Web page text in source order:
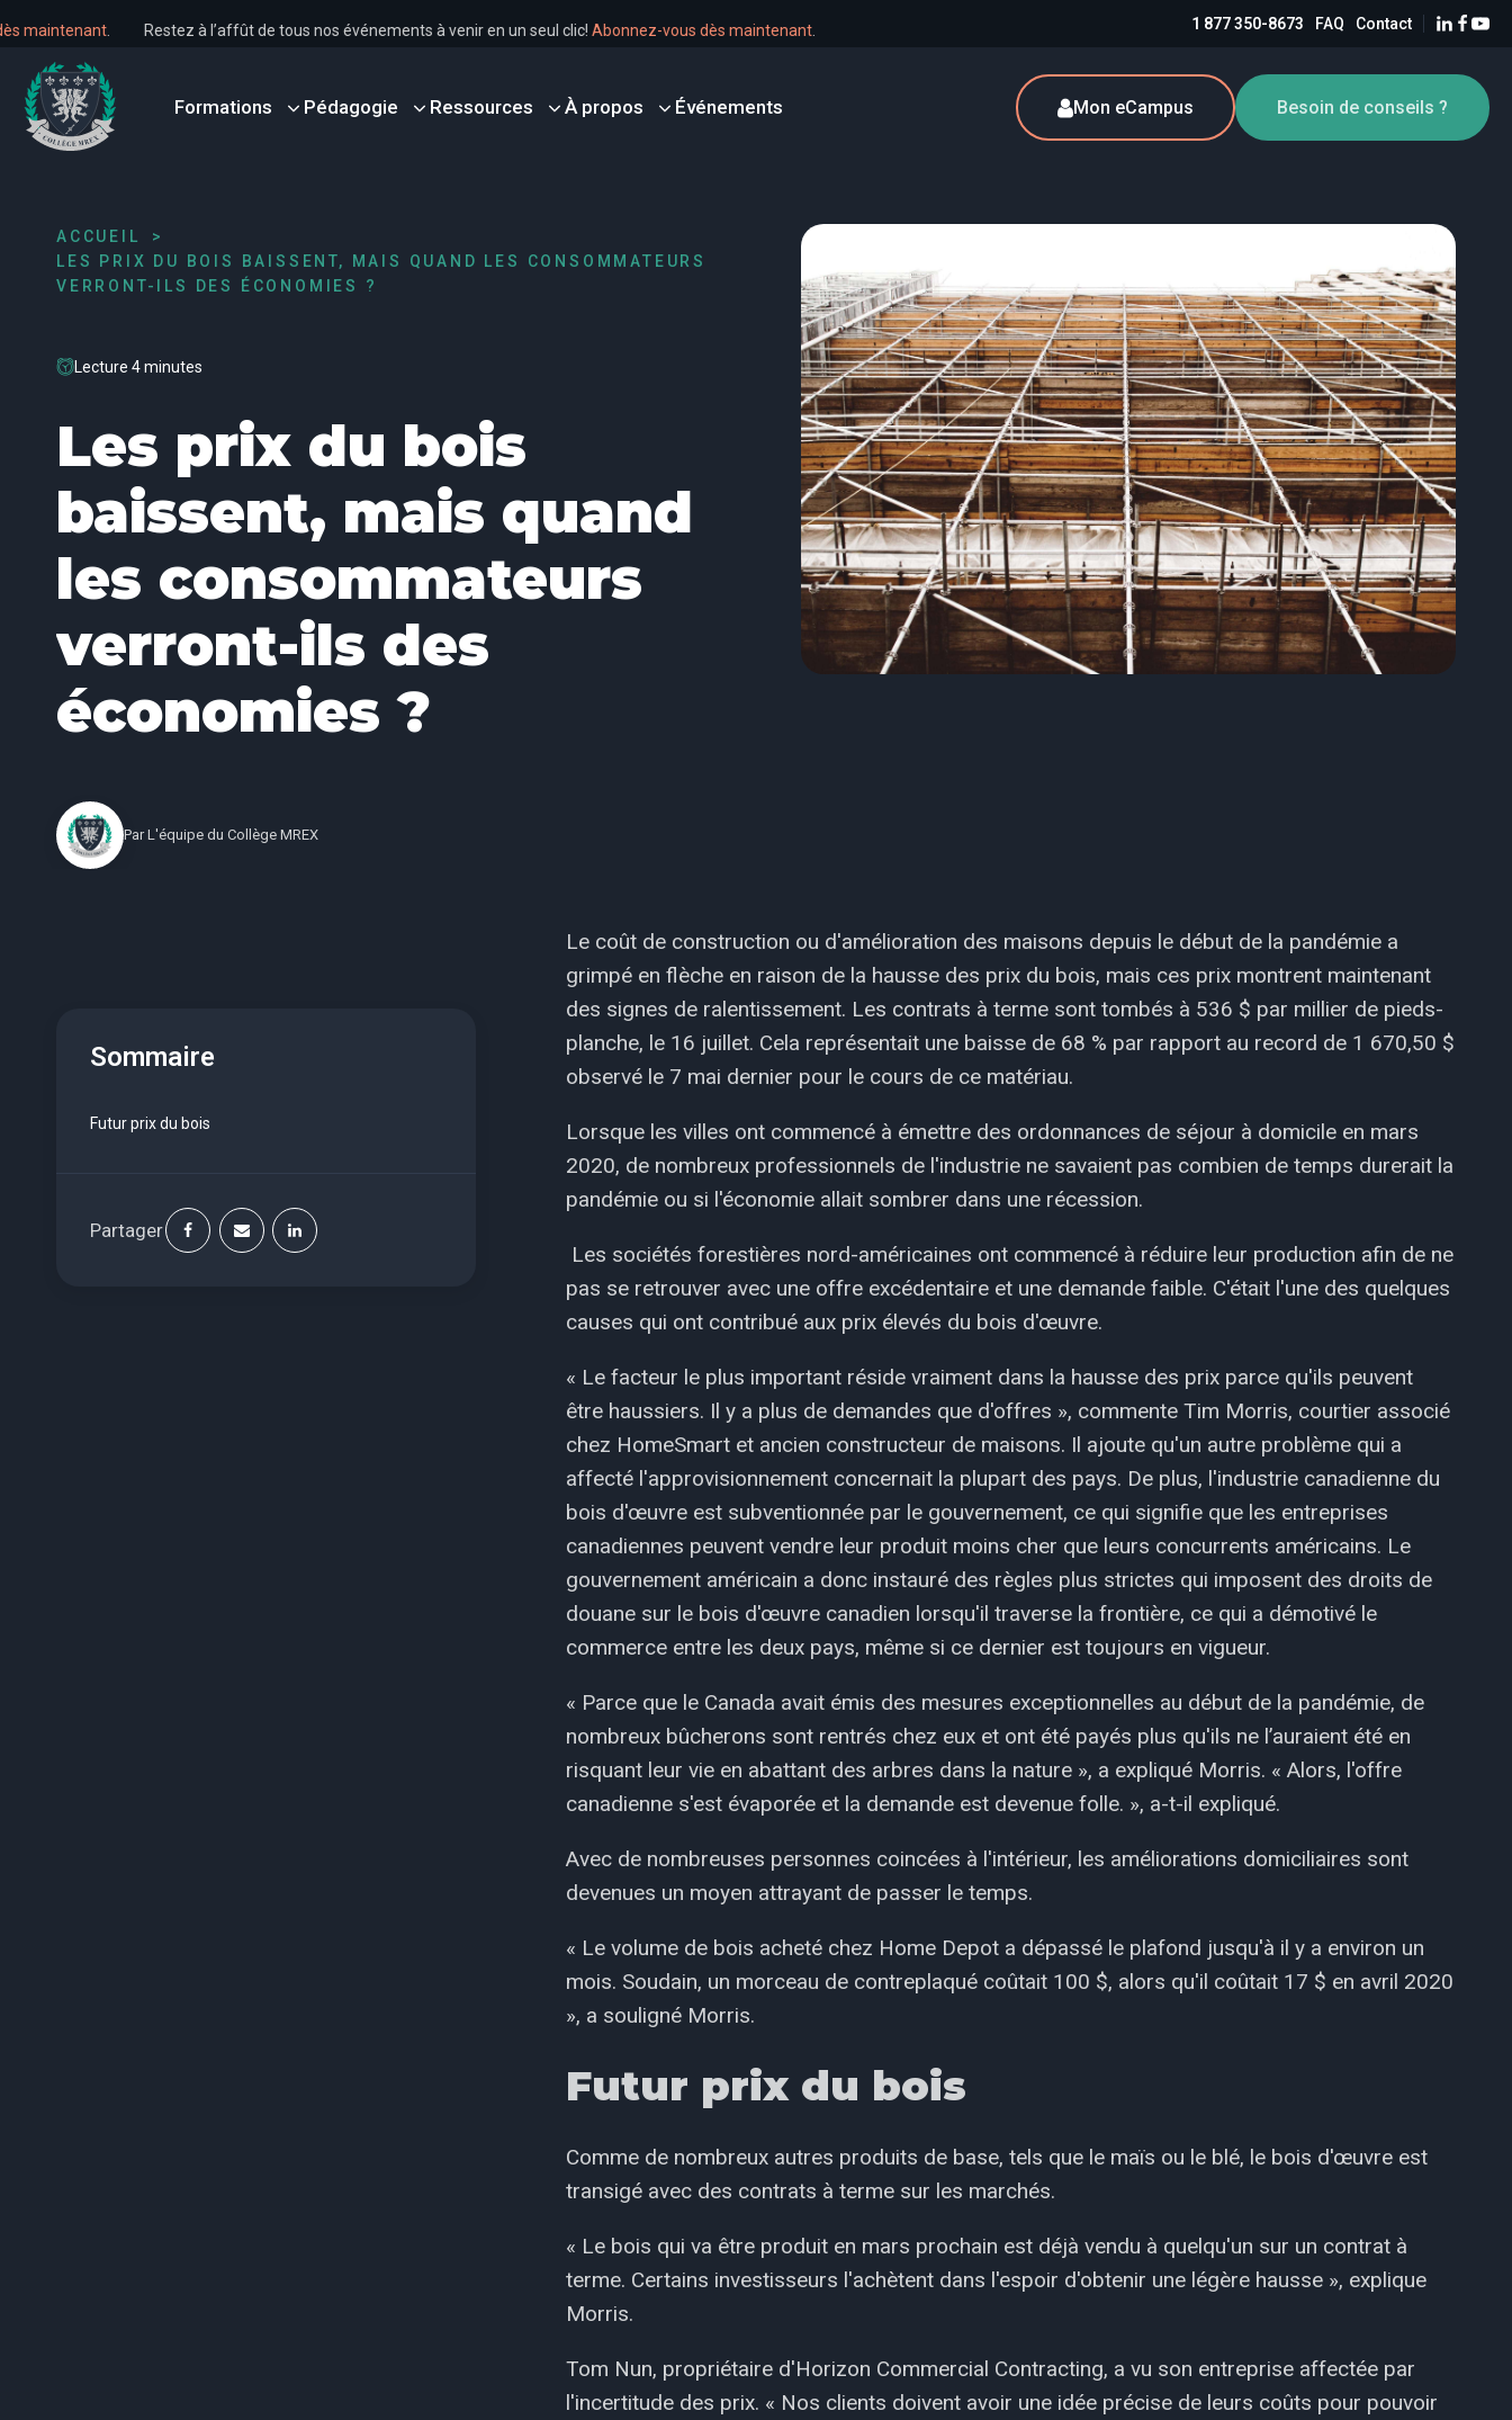
dès maintenant . Restez à l’affût de tous nos événements à venir en un seul clic!Abonnez-vous dès maintenant 1 877 350-8673 FAQ Contact
Formations Pédagogie Ressources À propos Événements Mon eCampus Besoin de conseils ?
ACCUEIL
LES PRIX DU BOIS BAISSENT, MAIS QUAND LES CONSOMMATEURS
VERRONT-ILS DES ÉCONOMIES ?
Lecture 4 minutes
Les prix du bois
baissent, mais quand
les consommateurs
verront-ils des
économies ?
Par L'équipe du Collège MREX
Sommaire
Futur prix du bois
Partager
Le coût de construction ou d'amélioration des maisons depuis le début de la pandémie a
grimpé en flèche en raison de la hausse des prix du bois, mais ces prix montrent maintenant
des signes de ralentissement. Les contrats à terme sont tombés à 536 $ par millier de pieds-
planche, le 16 juillet. Cela représentait une baisse de 68 % par rapport au record de 1 670,50 $
observé le 7 mai dernier pour le cours de ce matériau.
Lorsque les villes ont commencé à émettre des ordonnances de séjour à domicile en mars
2020, de nombreux professionnels de l'industrie ne savaient pas combien de temps durerait la
pandémie ou si l'économie allait sombrer dans une récession.
Les sociétés forestières nord-américaines ont commencé à réduire leur production afin de ne
pas se retrouver avec une offre excédentaire et une demande faible. C'était l'une des quelques
causes qui ont contribué aux prix élevés du bois d'œuvre.
« Le facteur le plus important réside vraiment dans la hausse des prix parce qu'ils peuvent
être haussiers. Il y a plus de demandes que d'offres », commente Tim Morris, courtier associé
chez HomeSmart et ancien constructeur de maisons. Il ajoute qu'un autre problème qui a
affecté l'approvisionnement concernait la plupart des pays. De plus, l'industrie canadienne du
bois d'œuvre est subventionnée par le gouvernement, ce qui signifie que les entreprises
canadiennes peuvent vendre leur produit moins cher que leurs concurrents américains. Le
gouvernement américain a donc instauré des règles plus strictes qui imposent des droits de
douane sur le bois d'œuvre canadien lorsqu'il traverse la frontière, ce qui a démotivé le
commerce entre les deux pays, même si ce dernier est toujours en vigueur.
« Parce que le Canada avait émis des mesures exceptionnelles au début de la pandémie, de
nombreux bûcherons sont rentrés chez eux et ont été payés plus qu'ils ne l’auraient été en
risquant leur vie en abattant des arbres dans la nature », a expliqué Morris. « Alors, l'offre
canadienne s'est évaporée et la demande est devenue folle. », a-t-il expliqué.
Avec de nombreuses personnes coincées à l'intérieur, les améliorations domiciliaires sont
devenues un moyen attrayant de passer le temps.
« Le volume de bois acheté chez Home Depot a dépassé le plafond jusqu'à il y a environ un
mois. Soudain, un morceau de contreplaqué coûtait 100 $, alors qu'il coûtait 17 $ en avril 2020
», a souligné Morris.
Futur prix du bois
Comme de nombreux autres produits de base, tels que le maïs ou le blé, le bois d'œuvre est
transigé avec des contrats à terme sur les marchés.
« Le bois qui va être produit en mars prochain est déjà vendu à quelqu'un sur un contrat à
terme. Certains investisseurs l'achètent dans l'espoir d'obtenir une légère hausse », explique
Morris.
Tom Nun, propriétaire d'Horizon Commercial Contracting, a vu son entreprise affectée par
l'incertitude des prix. « Nos clients doivent avoir une idée précise de leurs coûts pour pouvoir